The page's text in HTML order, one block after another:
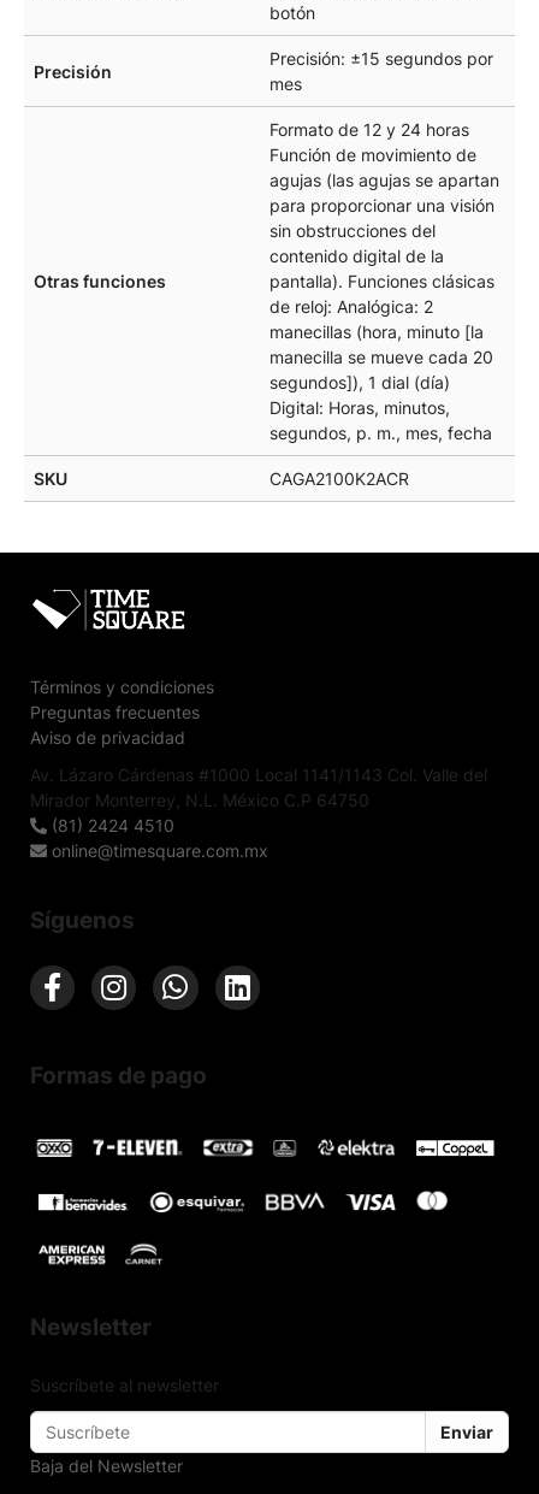
botón
Precisión
Precisión: ±15 segundos por
mes
Otras funciones
Formato de 12 y 24 horas
Función de movimiento de
agujas (las agujas se apartan
para proporcionar una visión
sin obstrucciones del
contenido digital de la
pantalla). Funciones clásicas
de reloj: Analógica: 2
manecillas (hora, minuto [la
manecilla se mueve cada 20
segundos]), 1 dial (día)
Digital: Horas, minutos,
segundos, p. m., mes, fecha
SKU CAGA2100K2ACR
Términos y condiciones
Preguntas frecuentes
Aviso de privacidad
Av. Lázaro Cárdenas #1000 Local 1141/1143 Col. Valle del
Mirador Monterrey, N.L. México C.P 64750
(81) 2424 4510
online@timesquare.com.mx
Síguenos
Formas de pago
Newsletter
Suscríbete al newsletter
Enviar
Baja del Newsletter